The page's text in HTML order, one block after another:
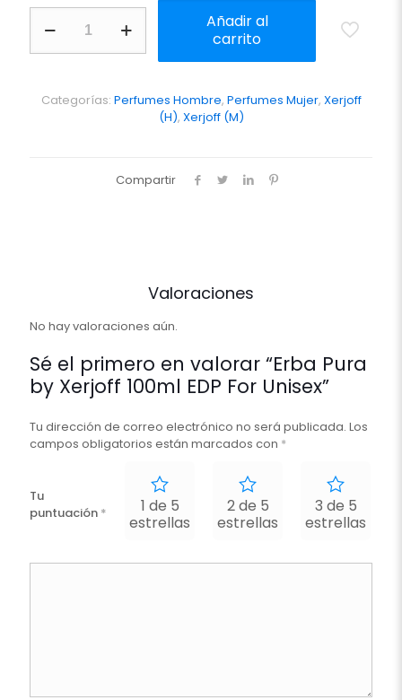
Pura
by
EDP
Añadir al
carrito
Categorías: Perfumes Hombre, Perfumes Mujer, Xerjoff
(H), Xerjoff (M)
Compartir
Valoraciones
No hay valoraciones aún.
Sé el primero en valorar “Erba Pura
by Xerjoff 100ml EDP For Unisex”
Tu dirección de correo electrónico no será publicada. Los
campos obligatorios están marcados con *
Tu
puntuación *
1 de 5
estrellas
2 de 5
estrellas
3 de 5
estrellas